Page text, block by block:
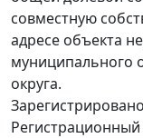
совместную
адресе объекта
муниципального
округа.